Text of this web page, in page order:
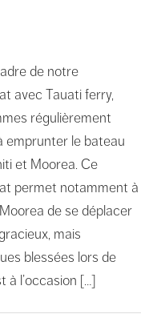
de notre
avec Tauati ferry,
régulièrement
emprunter le bateau
et Moorea. Ce
permet notamment à
de se déplacer
mais
blessées lors de
à l’occasion […]